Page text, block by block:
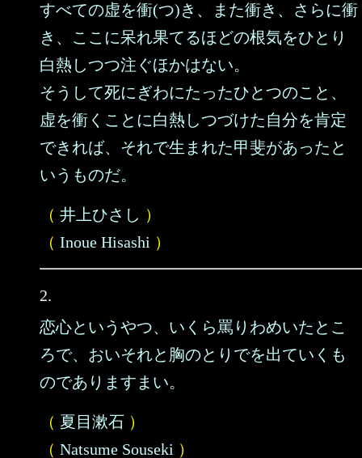
すべての虚を衝(つ)き、また衝き、さらに衝
き、ここに呆れ果てるほどの根気をひとり
白熱しつつ注ぐほかはない。
そうして死にぎわにたったひとつのこと、
虚を衝くことに白熱しつづけた自分を肯定
できれば、それで生まれた甲斐があったと
いうものだ。
（ 井上ひさし ）
（ Inoue Hisashi ）
2.
恋心というやつ、いくら罵りわめいたとこ
ろで、おいそれと胸のとりでを出ていくも
のでありますまい。
（ 夏目漱石 ）
（ Natsume Souseki ）